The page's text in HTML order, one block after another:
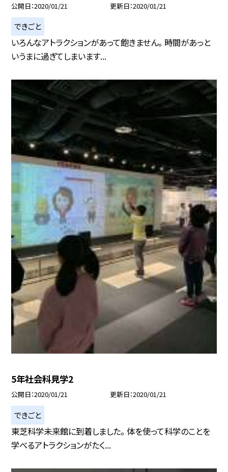
公開日 2020/01/21 更新日 2020/01/21
できごと
いろんなアトラクションがあって飽きません。 時間があっと
いうまに過ぎてしまいます...
5年社会科見学2
公開日 2020/01/21 更新日 2020/01/21
できごと
東芝科学未来館に到着しました。 体を使って科学のことを
学べるアトラクションがたく...